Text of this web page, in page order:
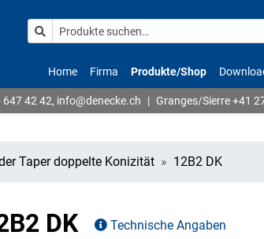
Home Firma Produkte/Shop
647 42 42, info@denecke.ch | Granges/Sierre+41
Taper doppelte Konizität 12B2 DK
DK Technische Angaben